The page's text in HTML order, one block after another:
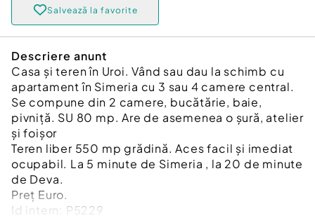
Salvează la favorite
Descriere anunt
Casa și teren în Uroi. Vând sau dau la schimb cu
apartament în Simeria cu 3 sau 4 camere central.
Se compune din 2 camere, bucătărie, baie,
pivniță. SU 80 mp. Are de asemenea o șură, atelier
și foișor
Teren liber 550 mp grădină. Aces facil și imediat
ocupabil. La 5 minute de Simeria , la 20 de minute
de Deva.
Preț Euro.
Id intern: P5229